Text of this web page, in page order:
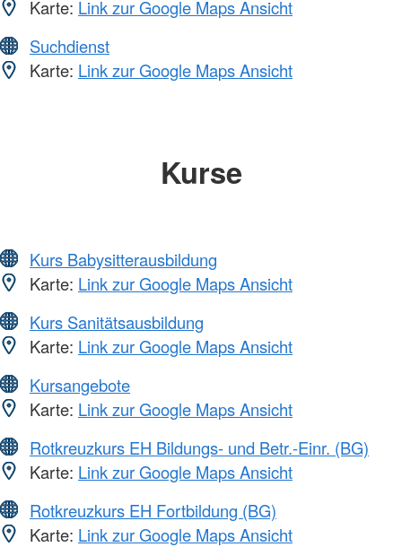
Karte: Link zur Google Maps Ansicht
Suchdienst
Karte: Link zur Google Maps Ansicht
Kurse
Kurs Babysitterausbildung
Karte: Link zur Google Maps Ansicht
Kurs Sanitätsausbildung
Karte: Link zur Google Maps Ansicht
Kursangebote
Karte: Link zur Google Maps Ansicht
Rotkreuzkurs EH Bildungs- und Betr.-Einr. (BG)
Karte: Link zur Google Maps Ansicht
Rotkreuzkurs EH Fortbildung (BG)
Karte: Link zur Google Maps Ansicht